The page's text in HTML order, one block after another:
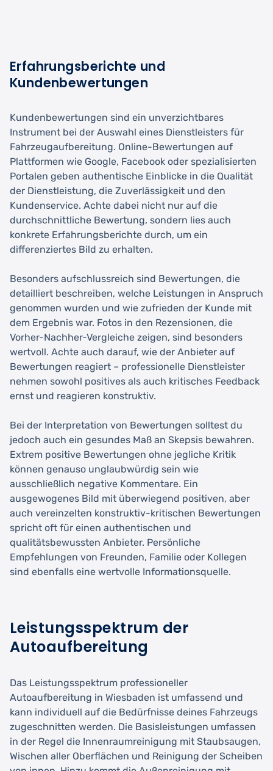
Erfahrungsberichte und
Kundenbewertungen
Kundenbewertungen sind ein unverzichtbares
Instrument bei der Auswahl eines Dienstleisters für
Fahrzeugaufbereitung. Online-Bewertungen auf
Plattformen wie Google, Facebook oder spezialisierten
Portalen geben authentische Einblicke in die Qualität
der Dienstleistung, die Zuverlässigkeit und den
Kundenservice. Achte dabei nicht nur auf die
durchschnittliche Bewertung, sondern lies auch
konkrete Erfahrungsberichte durch, um ein
differenziertes Bild zu erhalten.
Besonders aufschlussreich sind Bewertungen, die
detailliert beschreiben, welche Leistungen in Anspruch
genommen wurden und wie zufrieden der Kunde mit
dem Ergebnis war. Fotos in den Rezensionen, die
Vorher-Nachher-Vergleiche zeigen, sind besonders
wertvoll. Achte auch darauf, wie der Anbieter auf
Bewertungen reagiert – professionelle Dienstleister
nehmen sowohl positives als auch kritisches Feedback
ernst und reagieren konstruktiv.
Bei der Interpretation von Bewertungen solltest du
jedoch auch ein gesundes Maß an Skepsis bewahren.
Extrem positive Bewertungen ohne jegliche Kritik
können genauso unglaubwürdig sein wie
ausschließlich negative Kommentare. Ein
ausgewogenes Bild mit überwiegend positiven, aber
auch vereinzelten konstruktiv-kritischen Bewertungen
spricht oft für einen authentischen und
qualitätsbewussten Anbieter. Persönliche
Empfehlungen von Freunden, Familie oder Kollegen
sind ebenfalls eine wertvolle Informationsquelle.
Leistungsspektrum der
Autoaufbereitung
Das Leistungsspektrum professioneller
Autoaufbereitung in Wiesbaden ist umfassend und
kann individuell auf die Bedürfnisse deines Fahrzeugs
zugeschnitten werden. Die Basisleistungen umfassen
in der Regel die Innenraumreinigung mit Staubsaugen,
Wischen aller Oberflächen und Reinigung der Scheiben